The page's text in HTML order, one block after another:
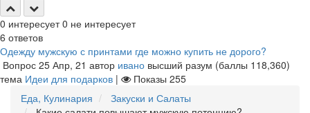
0 интересует 0 не интересует
6 ответов
Одежду мужскую с принтами где можно купить не дорого?
Вопрос 25 Апр, 21 автор ивано высший разум (баллы 118,360)
тема Идеи для подарков | Показы 255
Еда, Кулинария
Закуски и Салаты